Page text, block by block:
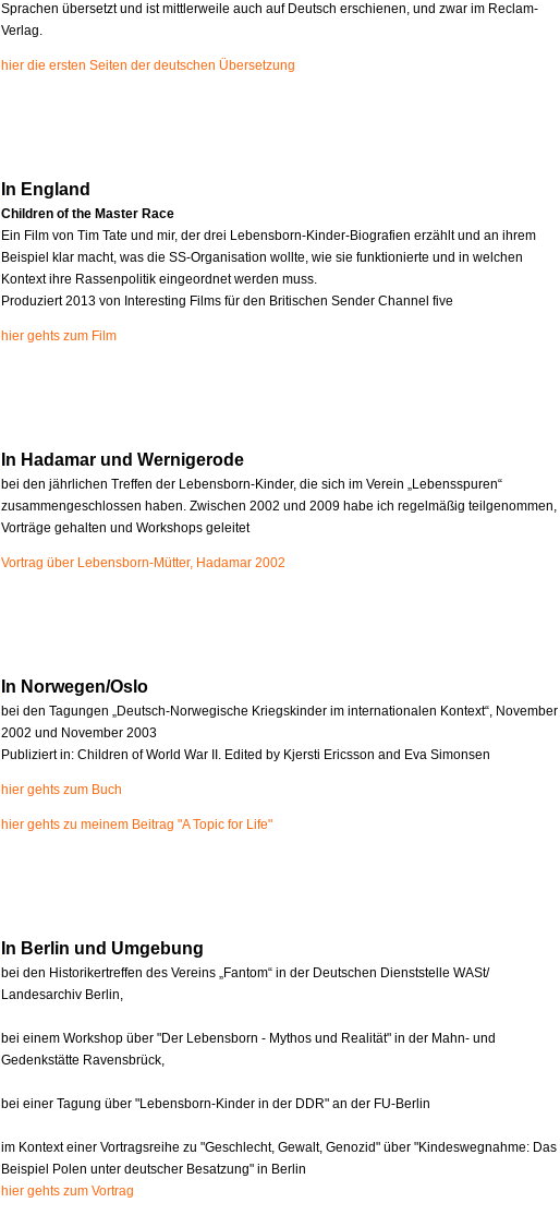
Sprachen übersetzt und ist mittlerweile auch auf Deutsch erschienen, und zwar im Reclam-
Verlag.
hier die ersten Seiten der deutschen Übersetzung
In England
Children of the Master Race
Ein Film von Tim Tate und mir, der drei Lebensborn-Kinder-Biografien erzählt und an ihrem
Beispiel klar macht, was die SS-Organisation wollte, wie sie funktionierte und in welchen
Kontext ihre Rassenpolitik eingeordnet werden muss.
Produziert 2013 von Interesting Films für den Britischen Sender Channel five
hier gehts zum Film
In Hadamar und Wernigerode
bei den jährlichen Treffen der Lebensborn-Kinder, die sich im Verein „Lebensspuren“
zusammengeschlossen haben. Zwischen 2002 und 2009 habe ich regelmäßig teilgenommen,
Vorträge gehalten und Workshops geleitet
Vortrag über Lebensborn-Mütter, Hadamar 2002
In Norwegen/Oslo
bei den Tagungen „Deutsch-Norwegische Kriegskinder im internationalen Kontext“, November
2002 und November 2003
Publiziert in: Children of World War II. Edited by Kjersti Ericsson and Eva Simonsen
hier gehts zum Buch
hier gehts zu meinem Beitrag "A Topic for Life"
In Berlin und Umgebung
bei den Historikertreffen des Vereins „Fantom“ in der Deutschen Dienststelle WASt/
Landesarchiv Berlin,
bei einem Workshop über "Der Lebensborn - Mythos und Realität" in der Mahn- und
Gedenkstätte Ravensbrück,
bei einer Tagung über "Lebensborn-Kinder in der DDR" an der FU-Berlin
im Kontext einer Vortragsreihe zu "Geschlecht, Gewalt, Genozid" über "Kindeswegnahme: Das
Beispiel Polen unter deutscher Besatzung" in Berlin
hier gehts zum Vortrag